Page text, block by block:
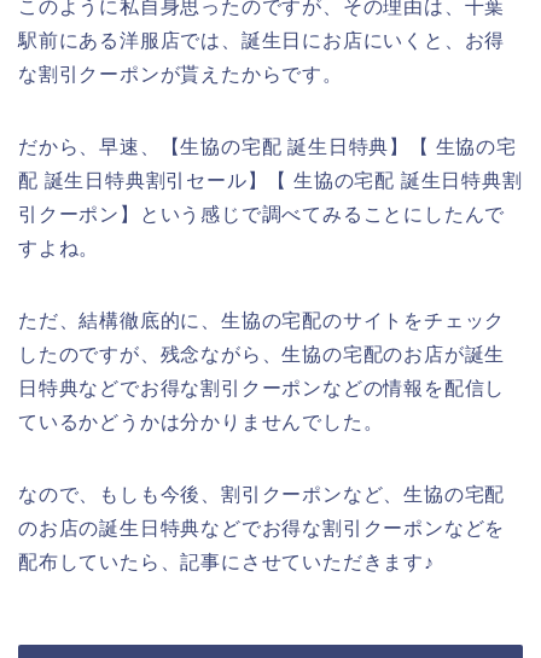
このように私自身思ったのですが、その理由は、千葉
駅前にある洋服店では、誕生日にお店にいくと、お得
な割引クーポンが貰えたからです。
だから、早速、【生協の宅配 誕生日特典】【 生協の宅
配 誕生日特典割引セール】【 生協の宅配 誕生日特典割
引クーポン】という感じで調べてみることにしたんで
すよね。
ただ、結構徹底的に、生協の宅配のサイトをチェック
したのですが、残念ながら、生協の宅配のお店が誕生
日特典などでお得な割引クーポンなどの情報を配信し
ているかどうかは分かりませんでした。
なので、もしも今後、割引クーポンなど、生協の宅配
のお店の誕生日特典などでお得な割引クーポンなどを
配布していたら、記事にさせていただきます♪